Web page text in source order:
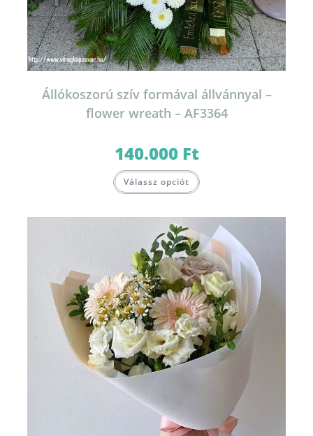
Állókoszorú szív formával állvánnyal –
flower wreath – AF3364
140.000 Ft
Válassz opciót